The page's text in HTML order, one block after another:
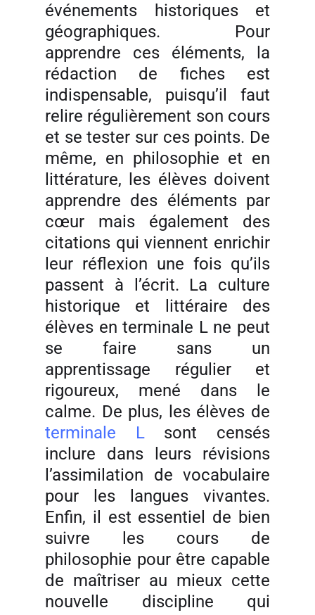
événements historiques et
géographiques. Pour
apprendre ces éléments, la
rédaction de fiches est
indispensable, puisqu’il faut
relire régulièrement son cours
et se tester sur ces points. De
même, en philosophie et en
littérature, les élèves doivent
apprendre des éléments par
cœur mais également des
citations qui viennent enrichir
leur réflexion une fois qu’ils
passent à l’écrit. La culture
historique et littéraire des
élèves en terminale L ne peut
se faire sans un
apprentissage régulier et
rigoureux, mené dans le
calme. De plus, les élèves de
terminale Lsont censés
inclure dans leurs révisions
l’assimilation de vocabulaire
pour les langues vivantes.
Enfin, il est essentiel de bien
suivre les cours de
philosophie pour être capable
de maîtriser au mieux cette
nouvelle discipline qui